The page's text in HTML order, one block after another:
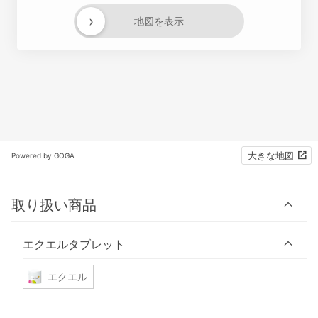
地図を表示
›
Powered by GOGA 大きな地図
取り扱い商品
エクエルタブレット
エクエル